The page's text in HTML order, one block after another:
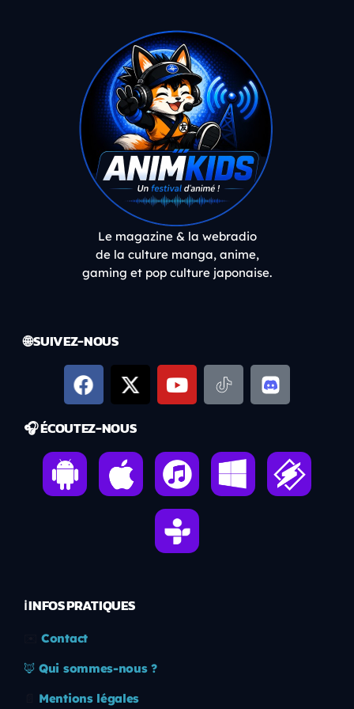
Le magazine & la webradio
de la culture manga, anime,
gaming et pop culture japonaise.
🌐 SUIVEZ-NOUS
🎧 ÉCOUTEZ-NOUS
ℹ️ INFOS PRATIQUES
Contact
🦊 Qui sommes-nous ?
Mentions légales